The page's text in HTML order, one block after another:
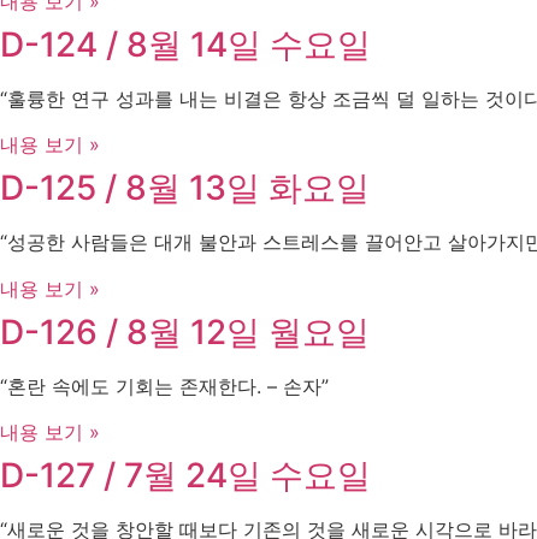
D-124 / 8월 14일 수요일
“훌륭한 연구 성과를 내는 비결은 항상 조금씩 덜 일하는 것이
내용 보기 »
D-125 / 8월 13일 화요일
“성공한 사람들은 대개 불안과 스트레스를 끌어안고 살아가
내용 보기 »
D-126 / 8월 12일 월요일
“혼란 속에도 기회는 존재한다. – 손자”
내용 보기 »
D-127 / 7월 24일 수요일
“새로운 것을 창안할 때보다 기존의 것을 새로운 시각으로